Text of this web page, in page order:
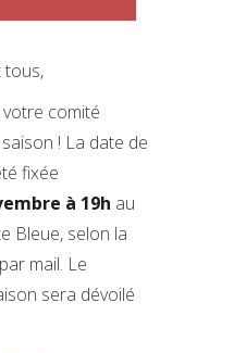
tous,
votre comité
! La date de
fixée
à 19h au
Bleue, selon la
mail. Le
sera dévoilé